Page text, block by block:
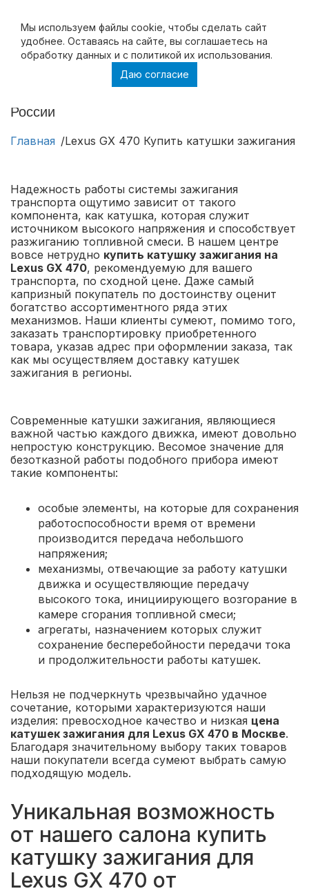
Мы используем файлы cookie, чтобы cделать сайт
удобнее. Оставаясь на сайте, вы соглашаетесь на
обработку данных и с политикой их использования.
Даю согласие
Lexus GX 470 Купить катушки зажигания на
России
Главная Lexus GX 470 Купить катушки зажигания
Надежность работы системы зажигания
транспорта ощутимо зависит от такого
компонента, как катушка, которая служит
источником высокого напряжения и способствует
разжиганию топливной смеси. В нашем центре
вовсе нетрудно купить катушку зажигания на
Lexus GX 470, рекомендуемую для вашего
транспорта, по сходной цене. Даже самый
капризный покупатель по достоинству оценит
богатство ассортиментного ряда этих
механизмов. Наши клиенты сумеют, помимо того,
заказать транспортировку приобретенного
товара, указав адрес при оформлении заказа, так
как мы осуществляем доставку катушек
зажигания в регионы.
Современные катушки зажигания, являющиеся
важной частью каждого движка, имеют довольно
непростую конструкцию. Весомое значение для
безотказной работы подобного прибора имеют
такие компоненты:
особые элементы, на которые для сохранения
работоспособности время от времени
производится передача небольшого
напряжения;
механизмы, отвечающие за работу катушки
движка и осуществляющие передачу
высокого тока, инициирующего возгорание в
камере сгорания топливной смеси;
агрегаты, назначением которых служит
сохранение бесперебойности передачи тока
и продолжительности работы катушек.
Нельзя не подчеркнуть чрезвычайно удачное
сочетание, которыми характеризуются наши
изделия: превосходное качество и низкая цена
катушек зажигания для Lexus GX 470 в Москве.
Благодаря значительному выбору таких товаров
наши покупатели всегда сумеют выбрать самую
подходящую модель.
Уникальная возможность
от нашего салона купить
катушку зажигания для
Lexus GX 470 от